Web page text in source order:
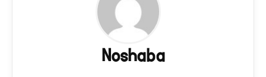
Noshaba